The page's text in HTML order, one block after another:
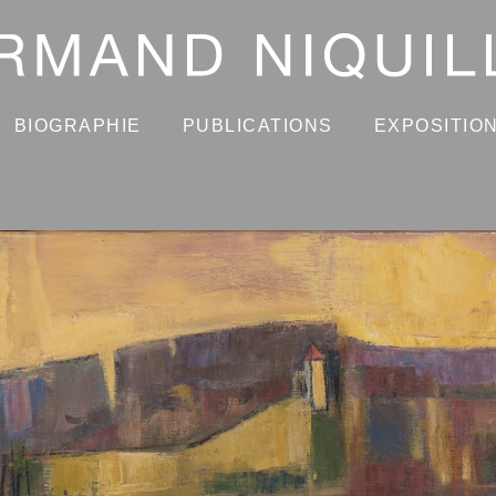
BIOGRAPHIE PUBLICATIONS